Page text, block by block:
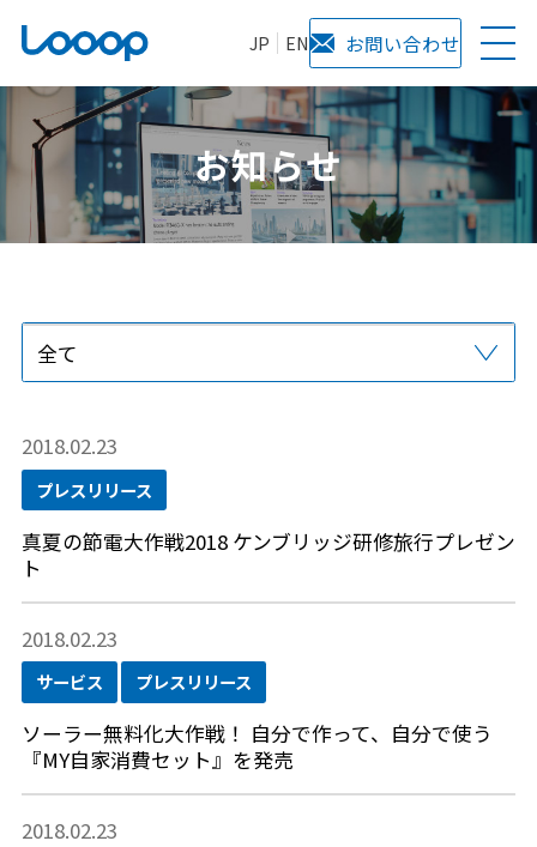
JP EN お問い合わせ
お知らせ
全て
2018.02.23
プレスリリース
真夏の節電大作戦2018 ケンブリッジ研修旅行プレゼン
ト
2018.02.23
サービス プレスリリース
ソーラー無料化大作戦！ 自分で作って、自分で使う
『MY自家消費セット』を発売
2018.02.23